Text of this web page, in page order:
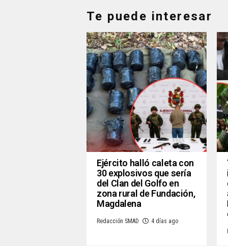
Te puede interesar
Ejército halló caleta con
30 explosivos que sería
del Clan del Golfo en
zona rural de Fundación,
Magdalena
Redacción SMAD 4 días ago